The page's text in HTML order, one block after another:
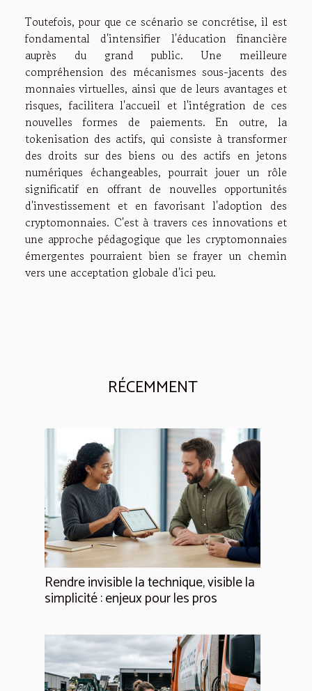
Toutefois, pour que ce scénario se concrétise, il est
fondamental d'intensifier l'éducation financière
auprès du grand public. Une meilleure
compréhension des mécanismes sous-jacents des
monnaies virtuelles, ainsi que de leurs avantages et
risques, facilitera l'accueil et l'intégration de ces
nouvelles formes de paiements. En outre, la
tokenisation des actifs, qui consiste à transformer
des droits sur des biens ou des actifs en jetons
numériques échangeables, pourrait jouer un rôle
significatif en offrant de nouvelles opportunités
d'investissement et en favorisant l'adoption des
cryptomonnaies. C'est à travers ces innovations et
une approche pédagogique que les cryptomonnaies
émergentes pourraient bien se frayer un chemin
vers une acceptation globale d'ici peu.
RÉCEMMENT
Rendre invisible la technique, visible la
simplicité : enjeux pour les pros